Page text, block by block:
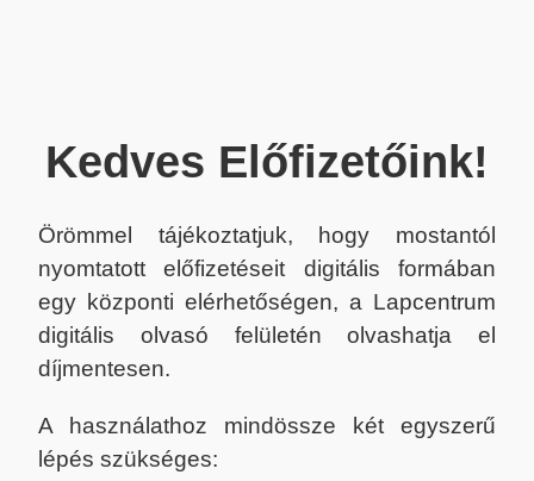
Kedves Előfizetőink!
Örömmel tájékoztatjuk, hogy mostantól
nyomtatott előfizetéseit digitális formában
egy központi elérhetőségen, a Lapcentrum
digitális olvasó felületén olvashatja el
díjmentesen.
A használathoz mindössze két egyszerű
lépés szükséges: